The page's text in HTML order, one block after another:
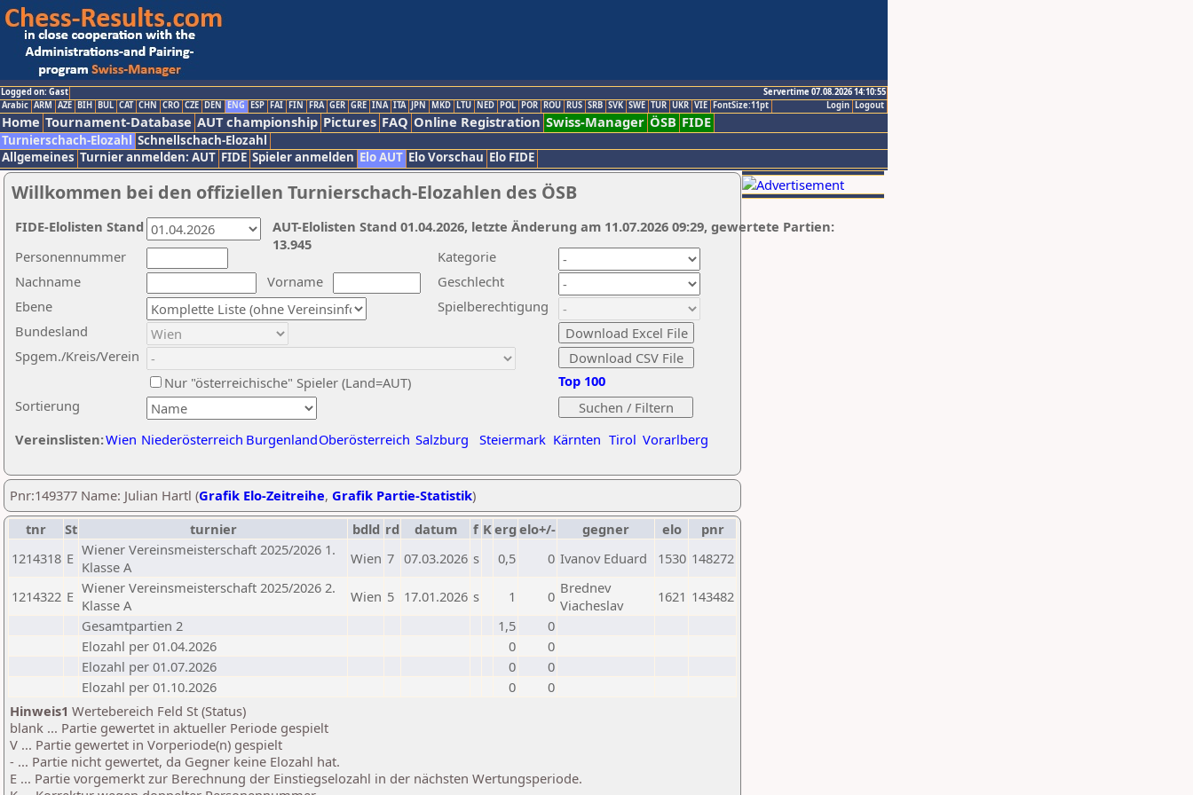
Logged on: Gast
Servertime 07.08.2026 14:10:55
Logout
Login
Arabic ARM AZE BIH BUL CAT CHN CRO CZE DEN ENG ESP FAI FIN FRA GER GRE INA ITA JPN MKD LTU NED POL POR ROU RUS SRB SVK SWE TUR UKR VIE FontSize:11pt
Home Tournament-Database AUT championship Pictures FAQ Online Registration Swiss-Manager ÖSB FIDE
Turnierschach-Elozahl Schnellschach-Elozahl
Allgemeines Turnier anmelden: AUT FIDE Spieler anmelden Elo AUT Elo Vorschau Elo FIDE
Willkommen bei den offiziellen Turnierschach-Elozahlen des ÖSB
Nachname
Vorname
Ebene
Kategorie
Sortierung
Personennummer
Bundesland
Spgem./Kreis/Verein
Geschlecht
Nur "österreichische" Spieler (Land=AUT)
Spielberechtigung
Vereinslisten:Wien Niederösterreich BurgenlandOberösterreich Salzburg Steiermark Kärnten Tirol Vorarlberg
Top 100
AUT-Elolisten Stand 01.04.2026, letzte Änderung am 11.07.2026 09:29, gewertete Partien:
13.945
FIDE-Elolisten Stand
Pnr:149377 Name: Julian Hartl (Grafik Elo-Zeitreihe, Grafik Partie-Statistik)
tnr
St turnier bdld rd datum f Kerg elo+/- gegner elo
pnr
1214318 E Wiener Vereinsmeisterschaft 2025/2026 1.
Klasse A
Wien 7 07.03.2026 s 0,5 0 Ivanov Eduard 1530 148272
1214322 E Wiener Vereinsmeisterschaft 2025/2026 2.
Klasse A
Wien 5 17.01.2026 s 1 0 Brednev
Viacheslav
1621 143482
Gesamtpartien 2
1,5
0
Elozahl per 01.04.2026
0
0
Elozahl per 01.07.2026
0
0
Elozahl per 01.10.2026
0
0
Hinweis1 Wertebereich Feld St (Status)
blank ... Partie gewertet in aktueller Periode gespielt
V ... Partie gewertet in Vorperiode(n) gespielt
- ... Partie nicht gewertet, da Gegner keine Elozahl hat.
E ... Partie vorgemerkt zur Berechnung der Einstiegselozahl in der nächsten Wertungsperiode.